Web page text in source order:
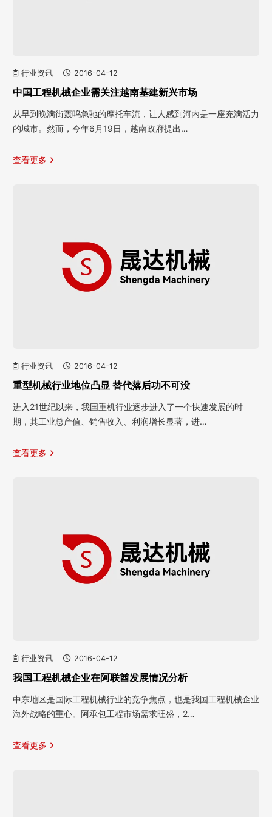
行业资讯 2016-04-12
中国工程机械企业需关注越南基建新兴市场
从早到晚满街轰呜急驰的摩托车流，让人感到河内是一座充满活力
的城市。然而，今年6月19日，越南政府提出…
查看更多
行业资讯 2016-04-12
重型机械行业地位凸显 替代落后功不可没
进入21世纪以来，我国重机行业逐步进入了一个快速发展的时
期，其工业总产值、销售收入、利润增长显著，进…
查看更多
行业资讯 2016-04-12
我国工程机械企业在阿联酋发展情况分析
中东地区是国际工程机械行业的竞争焦点，也是我国工程机械企业
海外战略的重心。阿承包工程市场需求旺盛，2…
查看更多